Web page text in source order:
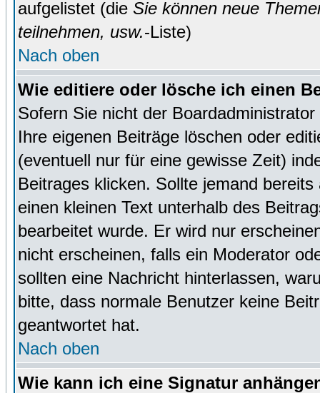
aufgelistet (die Sie können neue
teilnehmen, usw.-Liste)
Nach oben
Wie editiere oder lösche ich einen
Sofern Sie nicht der
Ihre eigenen Beiträge löschen oder
(eventuell nur für eine gewisse Zeit)
Beitrages klicken. Sollte jemand
einen kleinen Text unterhalb des
bearbeitet wurde. Er wird nur
nicht erscheinen, falls ein Moderator
sollten eine Nachricht hinterlassen,
bitte, dass normale Benutzer keine
geantwortet hat.
Nach oben
Wie kann ich eine Signatur